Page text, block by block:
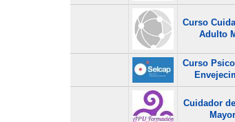
Curso
Adulto
Curso
Cuidador